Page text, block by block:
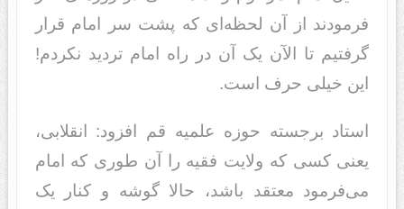
فرمودند از آن لحظه‌ای که پشت سر امام قرار
گرفتیم تا الآن یک آن در راه امام تردید نکردم!
این خیلی حرف است.
استاد برجسته حوزه علمیه قم افزود: انقلابی،
یعنی کسی که ولایت فقیه را آن طوری که امام
می‌فرمود معتقد باشد، حالا گوشه و کنار یک